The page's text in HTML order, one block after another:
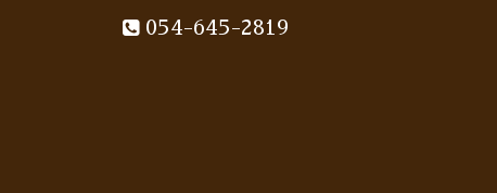
054-645-2819